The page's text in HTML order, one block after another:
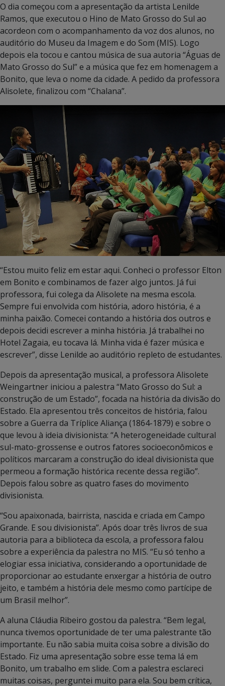
O dia começou com a apresentação da artista Lenilde
Ramos, que executou o Hino de Mato Grosso do Sul ao
acordeon com o acompanhamento da voz dos alunos, no
auditório do Museu da Imagem e do Som (MIS). Logo
depois ela tocou e cantou música de sua autoria “Águas de
Mato Grosso do Sul” e a música que fez em homenagem a
Bonito, que leva o nome da cidade. A pedido da professora
Alisolete, finalizou com “Chalana”.
“Estou muito feliz em estar aqui. Conheci o professor Elton
em Bonito e combinamos de fazer algo juntos. Já fui
professora, fui colega da Alisolete na mesma escola.
Sempre fui envolvida com história, adoro história, é a
minha paixão. Comecei contando a história dos outros e
depois decidi escrever a minha história. Já trabalhei no
Hotel Zagaia, eu tocava lá. Minha vida é fazer música e
escrever”, disse Lenilde ao auditório repleto de estudantes.
Depois da apresentação musical, a professora Alisolete
Weingartner iniciou a palestra “Mato Grosso do Sul: a
construção de um Estado”, focada na história da divisão do
Estado. Ela apresentou três conceitos de história, falou
sobre a Guerra da Tríplice Aliança (1864-1879) e sobre o
que levou à ideia divisionista: “A heterogeneidade cultural
sul-mato-grossense e outros fatores socioeconômicos e
políticos marcaram a construção do ideal divisionista que
permeou a formação histórica recente dessa região”.
Depois falou sobre as quatro fases do movimento
divisionista.
“Sou apaixonada, bairrista, nascida e criada em Campo
Grande. E sou divisionista”. Após doar três livros de sua
autoria para a biblioteca da escola, a professora falou
sobre a experiência da palestra no MIS. “Eu só tenho a
elogiar essa iniciativa, considerando a oportunidade de
proporcionar ao estudante enxergar a história de outro
jeito, e também a história dele mesmo como partícipe de
um Brasil melhor”.
A aluna Cláudia Ribeiro gostou da palestra. “Bem legal,
nunca tivemos oportunidade de ter uma palestrante tão
importante. Eu não sabia muita coisa sobre a divisão do
Estado. Fiz uma apresentação sobre esse tema lá em
Bonito, um trabalho em slide. Com a palestra esclareci
muitas coisas, perguntei muito para ela. Sou bem crítica,